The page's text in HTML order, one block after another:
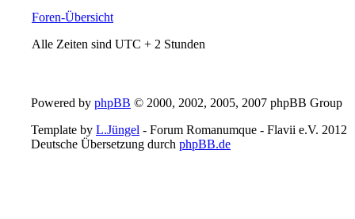
Foren-Übersicht
Alle Zeiten sind UTC + 2 Stunden
Powered by phpBB © 2000, 2002, 2005, 2007 phpBB Group
Template by L.Jüngel - Forum Romanumque - Flavii e.V. 2012
Deutsche Übersetzung durch phpBB.de